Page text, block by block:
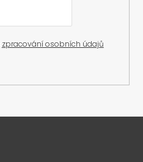
zpracování osobních údajů